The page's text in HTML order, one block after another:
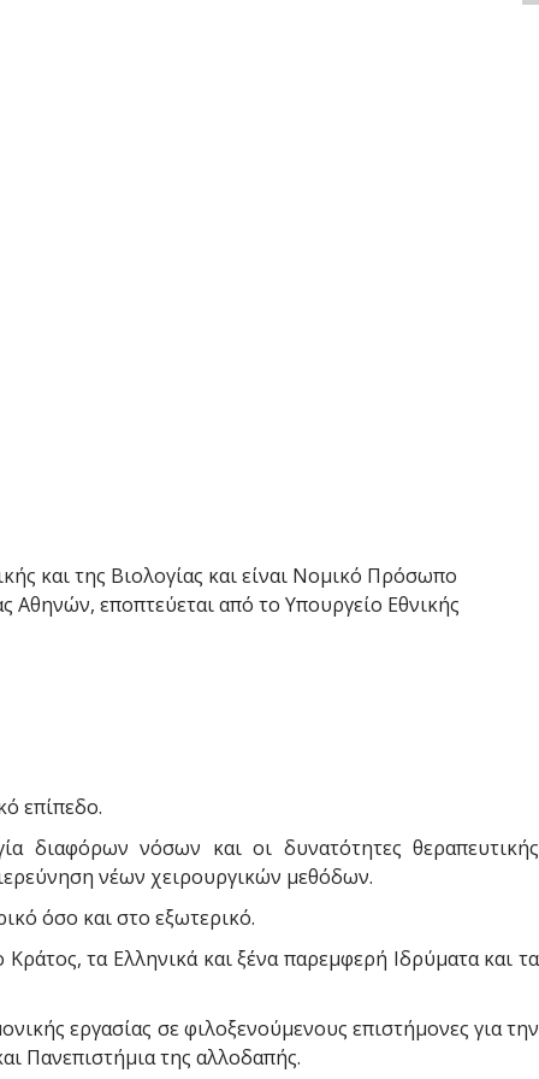
και της Βιολογίας και είναι Νομικό Πρόσωπο
εποπτεύεται από το Υπουργείο Εθνικής
επίπεδο.
διαφόρων νόσων και οι δυνατότητες θεραπευτικής
νέων χειρουργικών μεθόδων.
όσο και στο εξωτερικό.
τα Ελληνικά και ξένα παρεμφερή Ιδρύματα και τα
εργασίας σε φιλοξενούμενους επιστήμονες για την
Πανεπιστήμια της αλλοδαπής.